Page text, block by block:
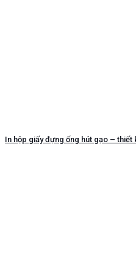
In hộp giấy đựng ống hút gạo – thiết